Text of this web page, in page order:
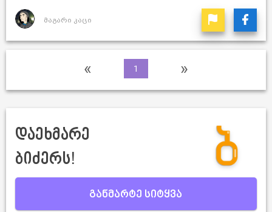
მაგარი კაცი
« 1 »
დაეხმარე
ბიძერს!
განმარტე სიტყვა